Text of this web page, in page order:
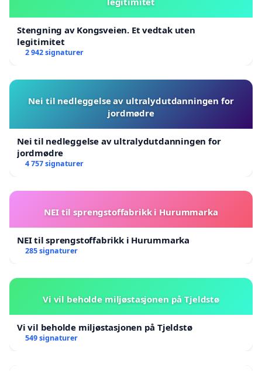
Stengning av Kongsveien. Et vedtak uten
legitimitet
2 942 signaturer
Nei til nedleggelse av ultralydutdanningen for
jordmødre
Nei til nedleggelse av ultralydutdanningen for
jordmødre
4 757 signaturer
NEI til sprengstoffabrikk i Hurummarka
NEI til sprengstoffabrikk i Hurummarka
285 signaturer
Vi vil beholde miljøstasjonen på Tjeldstø
Vi vil beholde miljøstasjonen på Tjeldstø
549 signaturer